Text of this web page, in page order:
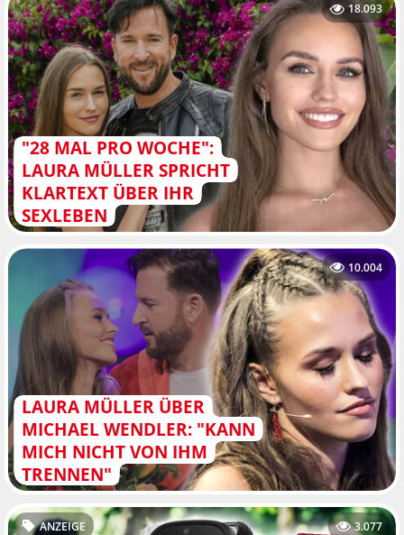
"28 MAL PRO WOCHE":
LAURA MÜLLER SPRICHT
KLARTEXT ÜBER IHR
SEXLEBEN
18.093
LAURA MÜLLER ÜBER
MICHAEL WENDLER: "KANN
MICH NICHT VON IHM
TRENNEN"
10.004
ANZEIGE 3.077